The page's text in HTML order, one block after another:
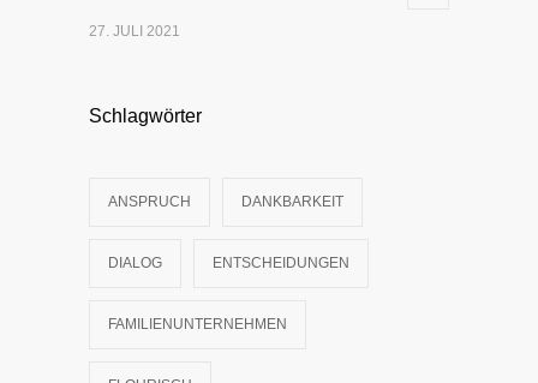
27. JULI 2021
Schlagwörter
ANSPRUCH DANKBARKEIT
DIALOG ENTSCHEIDUNGEN
FAMILIENUNTERNEHMEN